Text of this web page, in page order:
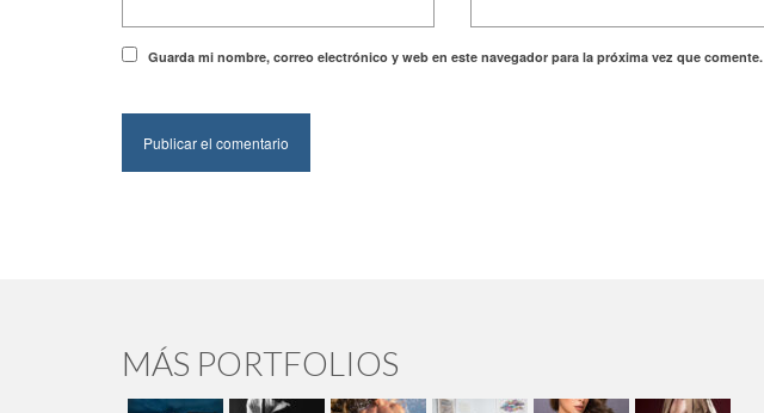
Guarda mi nombre, correo electrónico y web en este navegador para la próxima vez que comente.
MÁS PORTFOLIOS